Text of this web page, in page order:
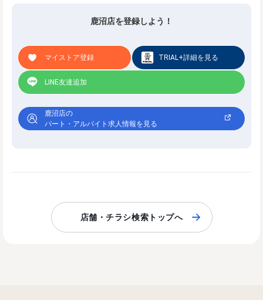
鹿沼店を登録しよう！
マイストア登録 TRIAL+詳細を見る
LINE友達追加
鹿沼店の
パート・アルバイト求人情報を見る
店舗・チラシ検索トップへ